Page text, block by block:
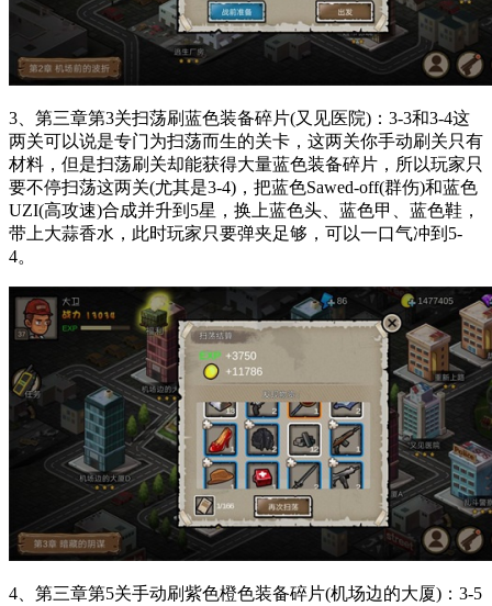
3、第三章第3关扫荡刷蓝色装备碎片(又见医院)：3-3和3-4这
两关可以说是专门为扫荡而生的关卡，这两关你手动刷关只有
材料，但是扫荡刷关却能获得大量蓝色装备碎片，所以玩家只
要不停扫荡这两关(尤其是3-4)，把蓝色Sawed-off(群伤)和蓝色
UZI(高攻速)合成并升到5星，换上蓝色头、蓝色甲、蓝色鞋，
带上大蒜香水，此时玩家只要弹夹足够，可以一口气冲到5-
4。
4、第三章第5关手动刷紫色橙色装备碎片(机场边的大厦)：3-5